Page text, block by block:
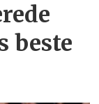
beste